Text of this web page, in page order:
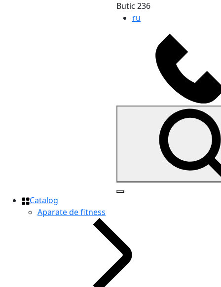
Butic 236
ru
Catalog
Aparate de fitness